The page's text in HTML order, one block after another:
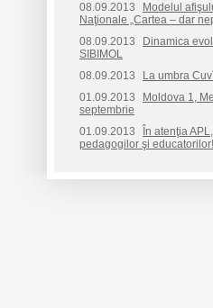
08.09.2013
Modelul
Naţionale „Cartea – dar
08.09.2013
Dinamica
SIBIMOL
08.09.2013
La umbra
01.09.2013
Moldova 1,
septembrie
01.09.2013
În atenţia
pedagogilor şi educatorilor!